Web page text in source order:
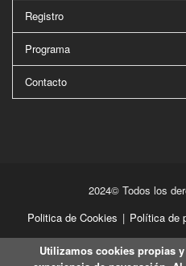
Registro
Programa
Contacto
2024© Todos los
Politica de Cookies | Política de
Utilizamos cookies propias